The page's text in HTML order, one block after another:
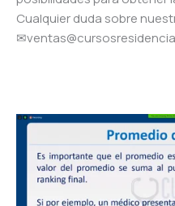
Cualquier duda sobre